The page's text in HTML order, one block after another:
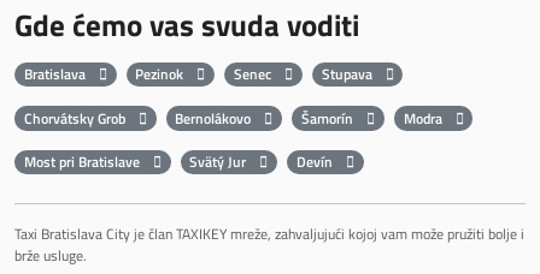
Gde ćemo vas svuda voditi
Bratislava Pezinok Senec
Stupava
Chorvátsky Grob
Bernolákovo Šamorín
Modra
Most pri Bratislave
Svätý Jur Devín
Taxi Bratislava City je član TAXIKEY mreže, zahvaljujući kojoj vam može pružiti bolje i
brže usluge.